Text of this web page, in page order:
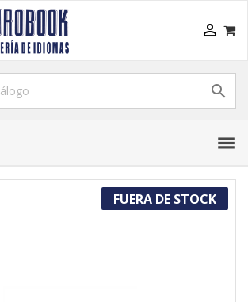


FUERA DE STOCK